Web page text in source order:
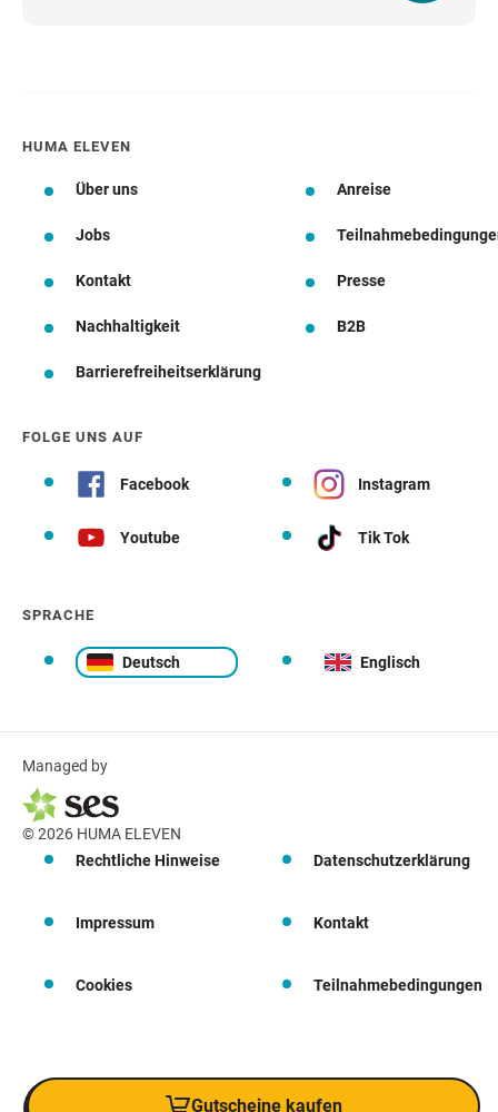
HUMA ELEVEN
Über uns Anreise
Jobs
Kontakt Presse
Nachhaltigkeit B2B
Barrierefreiheitserklärung
FOLGE UNS AUF
Facebook Instagram
Youtube Tik Tok
SPRACHE
Deutsch Englisch
Managed by
© 2026 HUMA ELEVEN
Rechtliche Hinweise
Datenschutzerklärung
Impressum Kontakt
Cookies Teilnahmebedingungen
Gutscheine kaufen